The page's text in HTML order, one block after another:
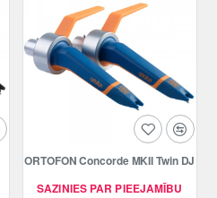
SAZINIES PAR PIEEJAMĪBU
ORTOFON Concorde MKII Twin DJ